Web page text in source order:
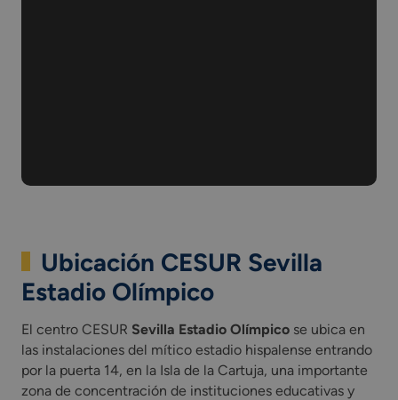
Ubicación CESUR Sevilla
Estadio Olímpico
El centro CESUR Sevilla Estadio Olímpico se ubica en
las instalaciones del mítico estadio hispalense entrando
por la puerta 14, en la Isla de la Cartuja, una importante
zona de concentración de instituciones educativas y